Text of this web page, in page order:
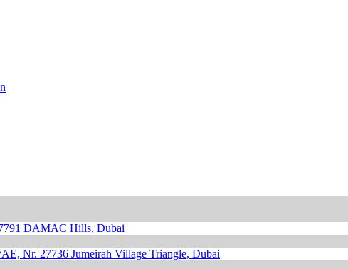
DAMAC Hills, Dubai
Nr. 27736 Jumeirah Village Triangle, Dubai